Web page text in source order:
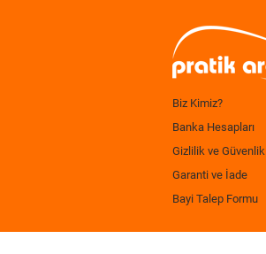
Biz Kimiz?
Banka Hesapları
Gizlilik ve Güvenlik
Garanti ve İade
Bayi Talep Formu